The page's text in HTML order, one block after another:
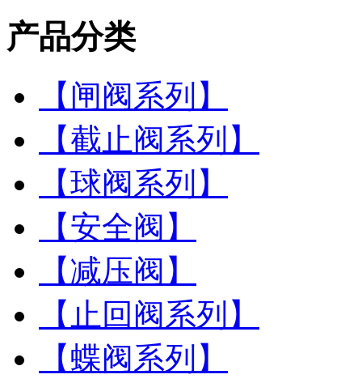
产品分类
【闸阀系列】
【截止阀系列】
【球阀系列】
【安全阀】
【减压阀】
【止回阀系列】
【蝶阀系列】